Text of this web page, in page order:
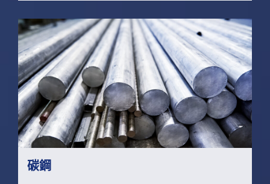
800°C溫度下長期安全工作，不會釋放出有害物
質，材料性能穩定。故不鏽鋼材料安全無毒，無腐
蝕和滲出物，衛生安全性達到完全要求。
碳鋼